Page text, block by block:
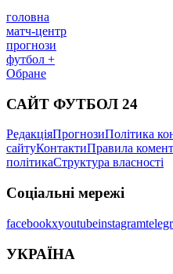
головна
матч-центр
прогнози
футбол +
Обране
САЙТ ФУТБОЛ 24
РедакціяПрогнозиПолітика
сайтуКонтактиПравила
політикаСтруктура власності
Соціальні мережі
facebookxyoutubeinstagram
УКРАЇНА